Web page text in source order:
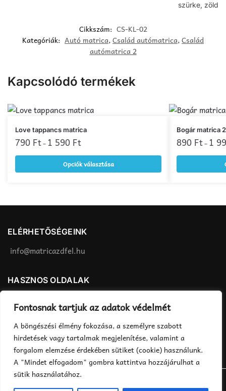
Fontosnak tartjuk az adatok védelmét
A böngészési élmény fokozása, a személyre szabott
hirdetések vagy tartalmak megjelenítése, valamint a
forgalom elemzése érdekében sütiket (cookie) használunk.
A "Mindet elfogadom" gombra kattintva hozzájárulhat a
sütik használatához.
szürke, zöld
Cikkszám: CS-KL-02
Kategóriák: Autó matrica,Család autómatrica,Család
autómatrica 2
Kapcsolódó termékek
Love tappancs matrica
790 Ft– 1 590 Ft
Opciók választása
Ennek
a
terméknek
a
termékoldalon
választhatók
Bogár matrica 2
890 Ft– 1
Ennek
a
terméknek
ELÉRHETŐSÉGEINK
info@matricazdfel.hu
HASZNOS OLDALAK
Fizetés, szállítás